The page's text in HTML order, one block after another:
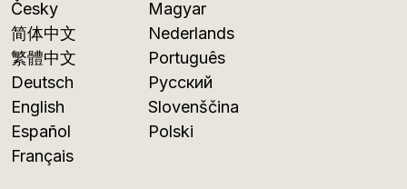
Česky
简体中文
繁體中文
Deutsch
English
Español
Français
Magyar
Nederlands
Português
Русский
Slovenščina
Polski